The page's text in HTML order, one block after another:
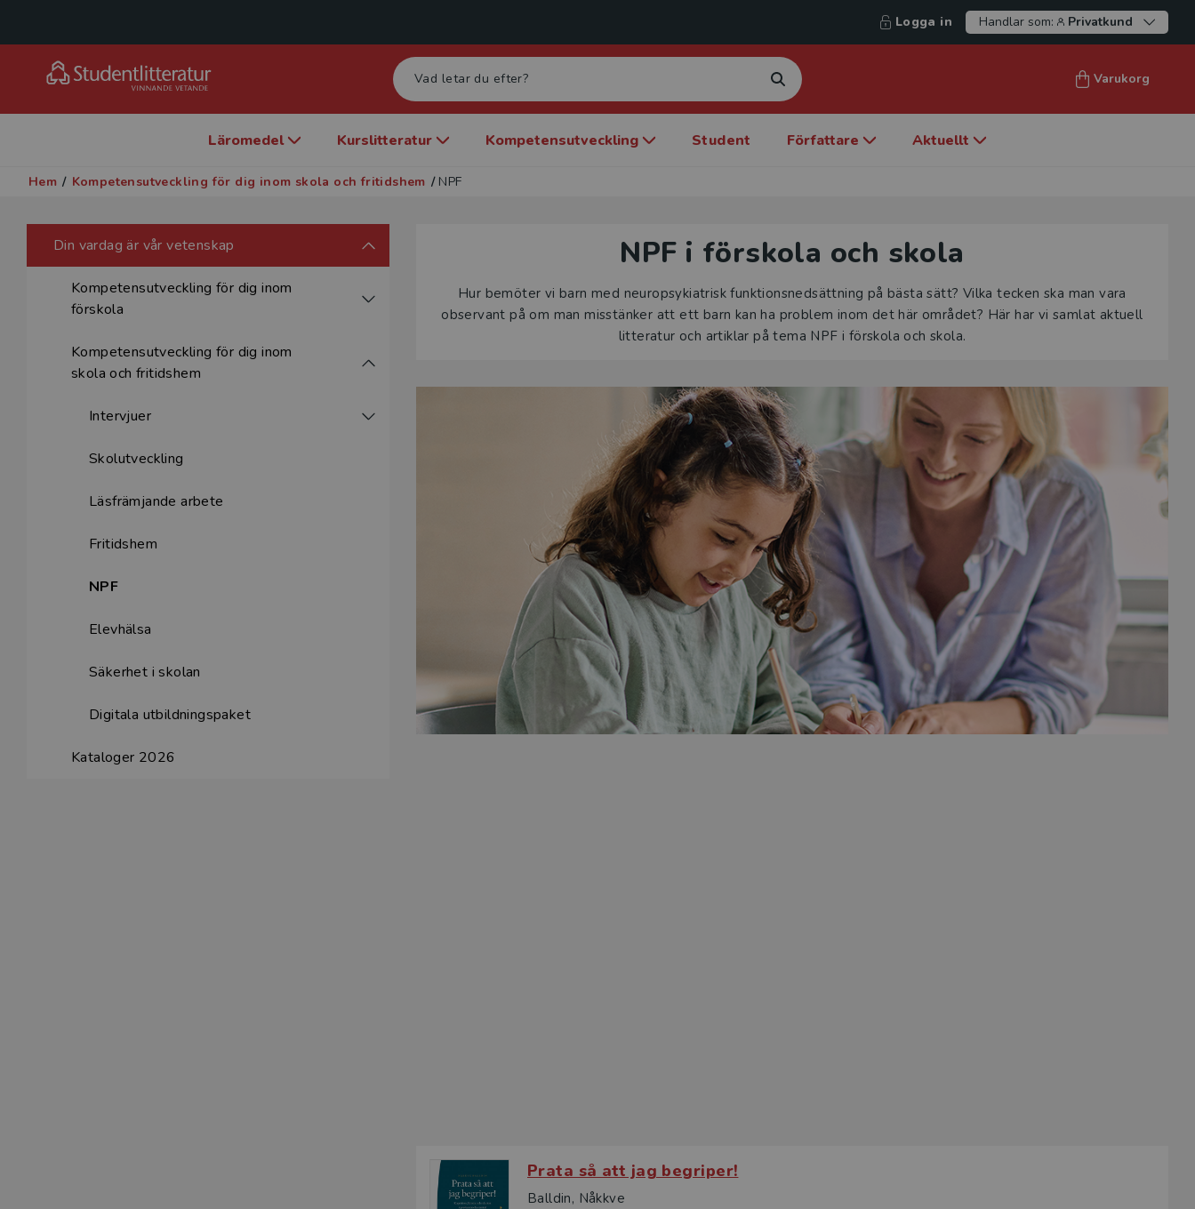
Logga in Handlar som: Privatkund
Varukorg
Läromedel Kurslitteratur Kompetensutveckling Student Författare Aktuellt
Hem / Kompetensutveckling för dig inom skola och fritidshem / NPF
Din vardag är vår vetenskap
Kompetensutveckling för dig inom
förskola
Kompetensutveckling för dig inom
skola och fritidshem
Intervjuer
Skolutveckling
Läsfrämjande arbete
Fritidshem
NPF
Elevhälsa
Säkerhet i skolan
Digitala utbildningspaket
Kataloger 2026
NPF i förskola och skola
Hur bemöter vi barn med neuropsykiatrisk funktionsnedsättning på bästa sätt? Vilka tecken ska man vara
observant på om man misstänker att ett barn kan ha problem inom det här området? Här har vi samlat aktuell
litteratur och artiklar på tema NPF i förskola och skola.
Prata så att jag begriper!
Balldin, Nåkkve